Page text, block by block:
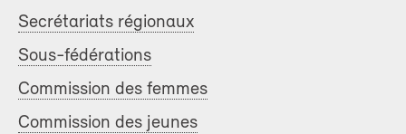
Secrétariats régionaux
Sous-fédérations
Commission des femmes
Commission des jeunes